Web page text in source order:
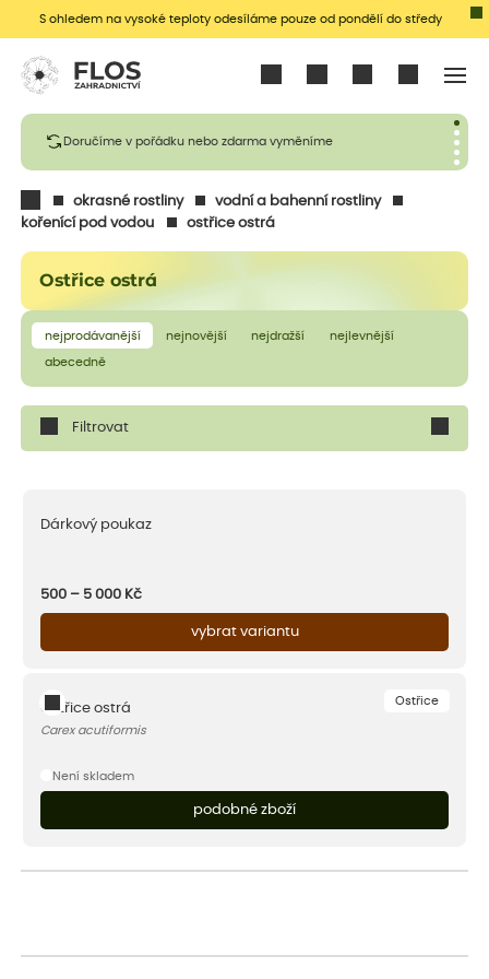
S ohledem na vysoké teploty odesíláme pouze od pondělí do středy
Doručíme v pořádku nebo zdarma vyměníme
okrasné rostliny
vodní a bahenní rostliny
kořenící pod vodou
ostřice ostrá
Ostřice ostrá
nejprodávanější nejnovější nejdražší nejlevnější
abecedně
Filtrovat
Dárkový poukaz
500 – 5 000 Kč
vybrat variantu
Ostřice
Ostřice ostrá
Carex acutiformis
Není skladem
podobné zboží